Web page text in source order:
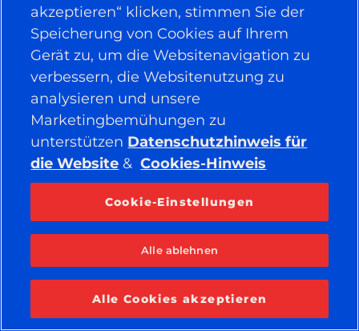
BLEIBEN SIE IN VERBINDUNG
Facebook
YouTube
Instagram
LinkedIn
© 2026 APOLLO TYRES LTD ALLE RECHTE VORBEHALTEN
akzeptieren“ klicken, stimmen Sie der
Speicherung von Cookies auf Ihrem
Gerät zu, um die Websitenavigation zu
verbessern, die Websitenutzung zu
analysieren und unsere
Marketingbemühungen zu
unterstützen Datenschutzhinweis für
die Website & Cookies-Hinweis
Cookie-Einstellungen
Alle ablehnen
Alle Cookies akzeptieren